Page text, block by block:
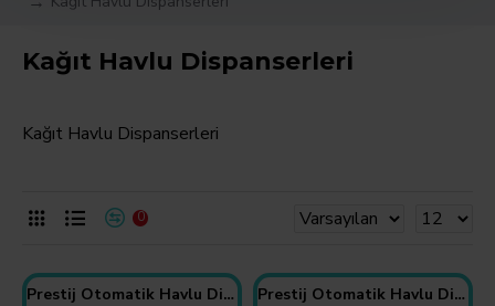
Kağıt Havlu Dispanserleri
Kağıt Havlu Dispanserleri
0
Prestij Otomatik Havlu Dispenseri Şeffaf Füme Prestij Otomatik Havlu Dispenseri Beyaz